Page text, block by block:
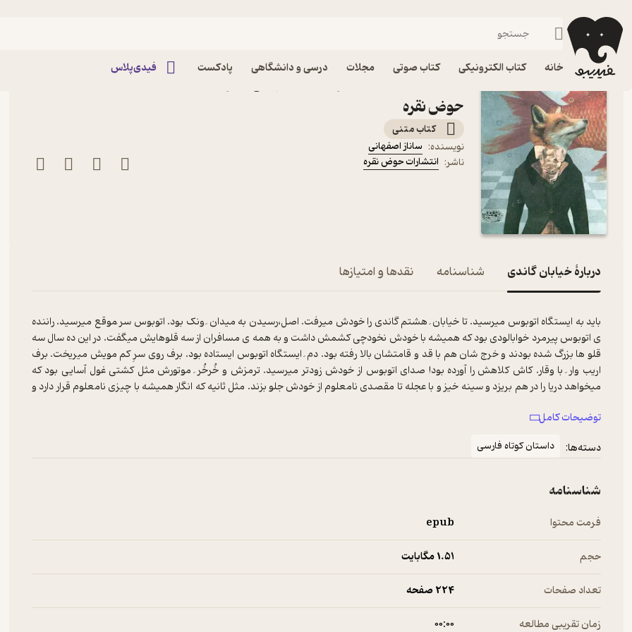
خانه کتاب الکترونیکی کتاب صوتی مجلات درسی و دانشگاهی پادکست فیدی‌پلاس
فیدیبو کتاب الکترونیکی
حوض نقره
کتاب متنی
نویسنده: ساناز اصفهانی
ناشر: انتشارات حوض نقره
دربارۀ خیابان گاندی شناسنامه نقدها و امتیازها
باید به ایستگاه اتوبوس میرسید. تا خیابان ِ هشتم گاندی را خودش میرفت. اصل،رسیدن به میدان ِ ونک بود. اتوبوس سر ِموقع میرسید. راننده
ی اتوبوس پیرمرد خوابالودی بود که همیشه با خودش نخودچی کشمش داشت و به همه ی مسافران از سه قلوهایش میگفت. در این ده سال سه
قلو ها بزرگ شده بودند و خرج شان هم با قد و قامتشان بالا رفته بود. دم ِ ایستگاه اتوبوس ایستاده بود. برف روی سرِ کم مویش میریخت. برف
اریب وار ِ با وقار. کاش کلاهش را آورده بود! صدای اتوبوس از خودش زودتر میرسید. ترمزش و خُرخُر ِ موتورش مثل کشتی غول آسایی بود که
میخواهد دریا را در هم بریزد و سینه خیز و با عجله تا مقصدی نامعلوم از خودش جلو بزند. مثل ثانیه که انگار همیشه با چیزی نامعلوم قرار دارد و
این اتوبوس هم مثل ِ فنرِ تخت خوابش تعمیر لازم دارند. شاید اگر امشب به خانه برود تشک را بردارد و روغن به فنرهای تخت بزند خوب میشود،
وسط ِ خیابانی بی آدم و خاموش.
توضیحات کامل
دسته‌ها:
داستان کوتاه فارسی
شناسنامه
فرمت محتوا epub
حجم 1.۵۱ مگابایت
تعداد صفحات 224 صفحه
زمان تقریبی مطالعه ۰۰:۰۰